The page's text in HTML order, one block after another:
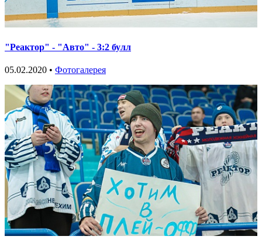
"Реактор" - "Авто" - 3:2 булл
05.02.2020 • Фотогалерея